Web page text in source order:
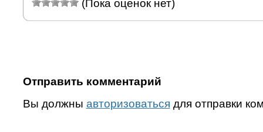
(Пока оценок нет)
Отправить комментарий
Вы должны авторизоваться для отправки